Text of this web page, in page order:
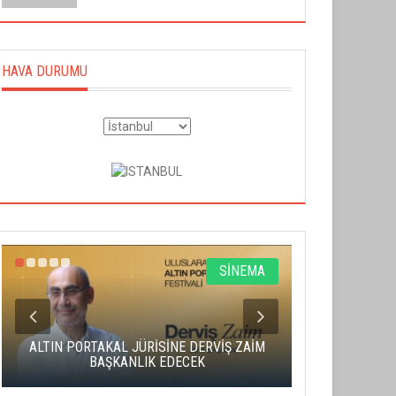
HAVA DURUMU
SİNEMA
ALTIN PORTAKAL JÜRİSİNE DERVİŞ ZAİM
BAŞKANLIK EDECEK